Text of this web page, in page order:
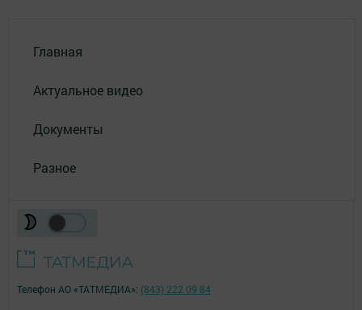
Главная
Актуальное видео
Документы
Разное
Телефон АО «ТАТМЕДИА»: (843) 222 09 84